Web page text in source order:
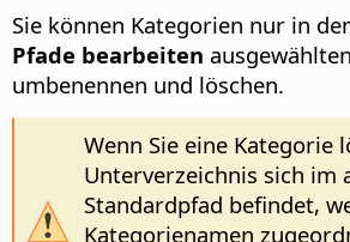
Sie können Kategorien nur in
Pfade bearbeiten
umbenennen und löschen.
Wenn Sie eine Kategorie
Unterverzeichnis sich im
Standardpfad befindet,
Kategorienamen